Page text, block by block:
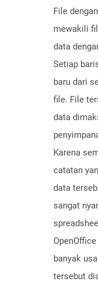
File
mewakili
data
Setiap
baru dari
file. File
data
Karena
catatan
data
sangat
banyak
tersebut